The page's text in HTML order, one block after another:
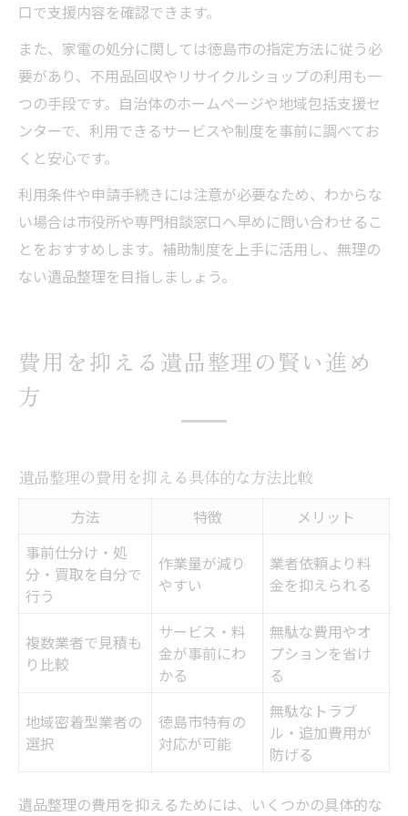
口で支援内容を確認できます。
また、家電の処分に関しては徳島市の指定方法に従う必
要があり、不用品回収やリサイクルショップの利用も一
つの手段です。自治体のホームページや地域包括支援セ
ンターで、利用できるサービスや制度を事前に調べてお
くと安心です。
利用条件や申請手続きには注意が必要なため、わからな
い場合は市役所や専門相談窓口へ早めに問い合わせるこ
とをおすすめします。補助制度を上手に活用し、無理の
ない遺品整理を目指しましょう。
費用を抑える遺品整理の賢い進め
方
遺品整理の費用を抑える具体的な方法比較
方法 特徴
メリット
事前仕分け・処
分・買取を自分で
行う
作業量が減り
やすい
業者依頼より料
金を抑えられる
複数業者で見積も
り比較
サービス・料
金が事前にわ
かる
無駄な費用やオ
プションを省け
る
地域密着型業者の
選択
徳島市特有の
対応が可能
無駄なトラブ
ル・追加費用が
防げる
遺品整理の費用を抑えるためには、いくつかの具体的な